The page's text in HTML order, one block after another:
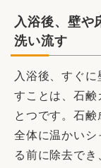
入浴後、壁や
洗い流す
入浴後、すぐ
すことは、石鹸
とつです。石
全体に温かいシ
る前に除去で